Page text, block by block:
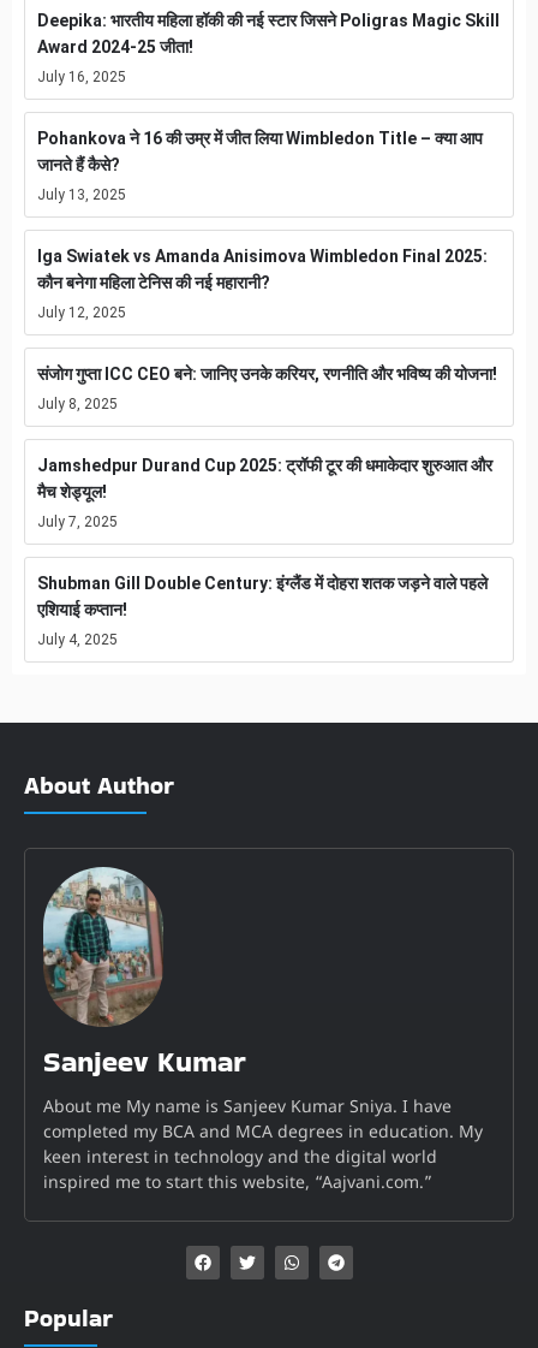
Deepika: भारतीय महिला हॉकी की नई स्टार जिसने Poligras Magic Skill
Award 2024-25 जीता!
July 16, 2025
Pohankova ने 16 की उम्र में जीत लिया Wimbledon Title – क्या आप
जानते हैं कैसे?
July 13, 2025
Iga Swiatek vs Amanda Anisimova Wimbledon Final 2025:
कौन बनेगा महिला टेनिस की नई महारानी?
July 12, 2025
संजोग गुप्ता ICC CEO बने: जानिए उनके करियर, रणनीति और भविष्य की योजना!
July 8, 2025
Jamshedpur Durand Cup 2025: ट्रॉफी टूर की धमाकेदार शुरुआत और
मैच शेड्यूल!
July 7, 2025
Shubman Gill Double Century: इंग्लैंड में दोहरा शतक जड़ने वाले पहले
एशियाई कप्तान!
July 4, 2025
About Author
Sanjeev Kumar
About me My name is Sanjeev Kumar Sniya. I have
completed my BCA and MCA degrees in education. My
keen interest in technology and the digital world
inspired me to start this website, “Aajvani.com.”
Popular